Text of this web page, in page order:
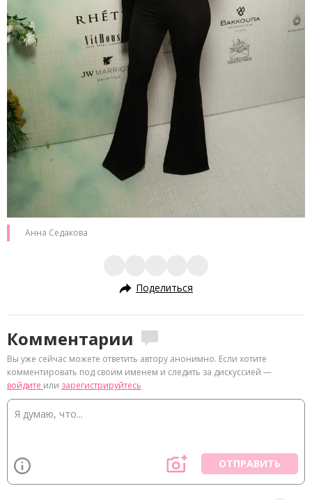
Анна Седакова
Поделиться
Комментарии
Вы уже сейчас можете ответить автору анонимно. Если хотите
комментировать под своим именем и следить за дискуссией —
войдите или зарегистрируйтесь
ОТПРАВИТЬ